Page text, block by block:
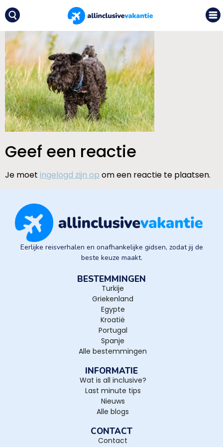
Geef een reactie
Je moet ingelogd zijn op om een reactie te plaatsen.
Eerlijke reisverhalen en onafhankelijke gidsen, zodat jij de
beste keuze maakt.
BESTEMMINGEN
Turkije
Griekenland
Egypte
Kroatië
Portugal
Spanje
Alle bestemmingen
INFORMATIE
Wat is all inclusive?
Last minute tips
Nieuws
Alle blogs
CONTACT
Contact